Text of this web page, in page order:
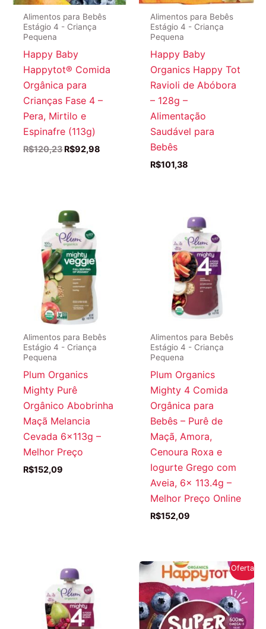
Alimentos para Bebês
Estágio 4 - Criança
Pequena
Happy Baby
Happytot® Comida
Orgânica para
Crianças Fase 4 –
Pera, Mirtilo e
Espinafre (113g)
R$120,23 O
R$92,98
Alimentos para Bebês
Estágio 4 - Criança
Pequena
Happy Baby
Organics Happy Tot
Ravioli de Abóbora
– 128g –
Alimentação
Saudável para
Bebês
R$101,38
Alimentos para Bebês
Estágio 4 - Criança
Pequena
Plum Organics
Mighty Purê
Orgânico Abobrinha
Maçã Melancia
Cevada 6x113g –
Melhor Preço
R$152,09
Alimentos para Bebês
Estágio 4 - Criança
Pequena
Plum Organics
Mighty 4 Comida
Orgânica para
Bebês – Purê de
Maçã, Amora,
Cenoura Roxa e
Iogurte Grego com
Aveia, 6x 113.4g –
Melhor Preço Online
R$152,09
Oferta!